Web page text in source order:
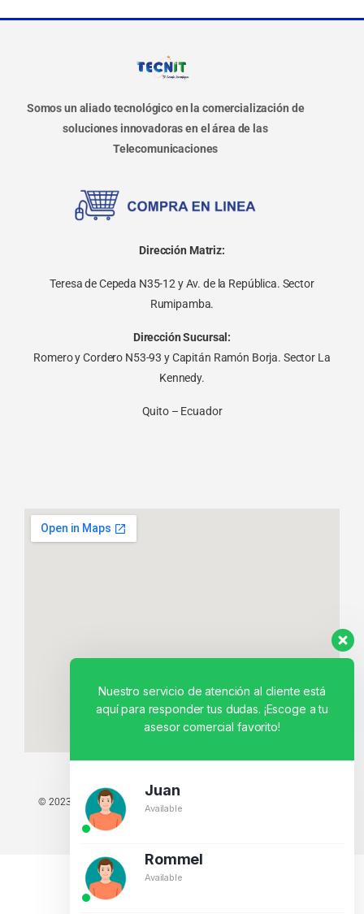
Somos un aliado tecnológico en la comercialización de
soluciones innovadoras en el área de las
Telecomunicaciones
Dirección Matriz:
Teresa de Cepeda N35-12 y Av. de la República. Sector
Rumipamba.
Dirección Sucursal:
Romero y Cordero N53-93 y Capitán Ramón Borja. Sector La
Kennedy.
Quito – Ecuador
© 2023 TODOS LOS DERECHOS RESERVADOS - TECNIT TU TIENDA
TECNOLÓGICA.
Nuestro servicio de atención al cliente está
aquí para responder tus dudas. ¡Escoge a tu
asesor comercial favorito!
Juan
Available
Rommel
Available